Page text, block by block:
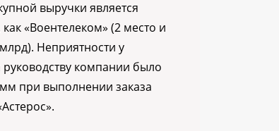
выручки является
«Воентелеком» (2 место и
Неприятности у
руководству компании было
при выполнении заказа